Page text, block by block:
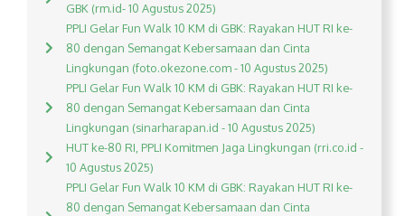
GBK (rm.id- 10 Agustus 2025)
PPLI Gelar Fun Walk 10 KM di GBK: Rayakan HUT RI ke-
80 dengan Semangat Kebersamaan dan Cinta
Lingkungan (foto.okezone.com - 10 Agustus 2025)
PPLI Gelar Fun Walk 10 KM di GBK: Rayakan HUT RI ke-
80 dengan Semangat Kebersamaan dan Cinta
Lingkungan (sinarharapan.id - 10 Agustus 2025)
HUT ke-80 RI, PPLI Komitmen Jaga Lingkungan (rri.co.id -
10 Agustus 2025)
PPLI Gelar Fun Walk 10 KM di GBK: Rayakan HUT RI ke-
80 dengan Semangat Kebersamaan dan Cinta